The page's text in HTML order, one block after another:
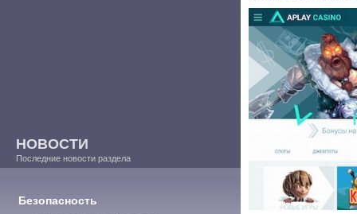
НОВОСТИ
Последние новости раздела
Безопасность